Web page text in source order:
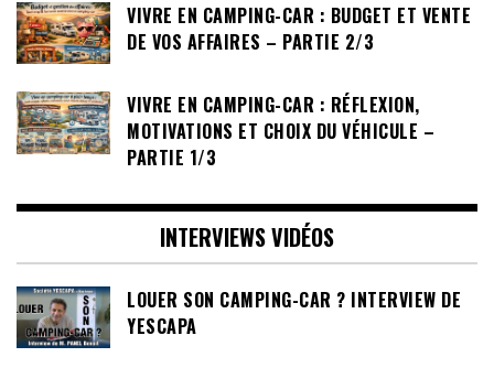
VIVRE EN CAMPING-CAR : BUDGET ET VENTE
DE VOS AFFAIRES – PARTIE 2/3
VIVRE EN CAMPING-CAR : RÉFLEXION,
MOTIVATIONS ET CHOIX DU VÉHICULE –
PARTIE 1/3
INTERVIEWS VIDÉOS
LOUER SON CAMPING-CAR ? INTERVIEW DE
YESCAPA